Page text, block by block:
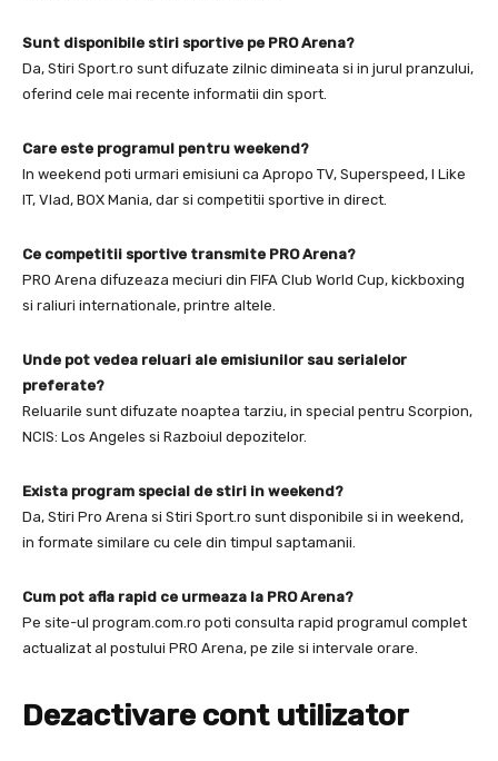
Sunt disponibile stiri sportive pe PRO Arena?
Da, Stiri Sport.ro sunt difuzate zilnic dimineata si in jurul pranzului,
oferind cele mai recente informatii din sport.
Care este programul pentru weekend?
In weekend poti urmari emisiuni ca Apropo TV, Superspeed, I Like
IT, Vlad, BOX Mania, dar si competitii sportive in direct.
Ce competitii sportive transmite PRO Arena?
PRO Arena difuzeaza meciuri din FIFA Club World Cup, kickboxing
si raliuri internationale, printre altele.
Unde pot vedea reluari ale emisiunilor sau serialelor
preferate?
Reluarile sunt difuzate noaptea tarziu, in special pentru Scorpion,
NCIS: Los Angeles si Razboiul depozitelor.
Exista program special de stiri in weekend?
Da, Stiri Pro Arena si Stiri Sport.ro sunt disponibile si in weekend,
in formate similare cu cele din timpul saptamanii.
Cum pot afla rapid ce urmeaza la PRO Arena?
Pe site-ul program.com.ro poti consulta rapid programul complet
actualizat al postului PRO Arena, pe zile si intervale orare.
Dezactivare cont utilizator